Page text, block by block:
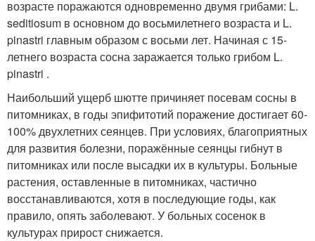
возрасте поражаются одновременно двумя грибами: L.
seditiosum в основном до восьмилетнего возраста и L.
pinastri главным образом с восьми лет. Начиная с 15-
летнего возраста сосна заражается только грибом L.
pinastri .
Наибольший ущерб шютте причиняет посевам сосны в
питомниках, в годы эпифитотий поражение достигает 60-
100% двухлетних сеянцев. При условиях, благоприятных
для развития болезни, поражённые сеянцы гибнут в
питомниках или после высадки их в культуры. Больные
растения, оставленные в питомниках, частично
восстанавливаются, хотя в последующие годы, как
правило, опять заболевают. У больных сосенок в
культурах прирост снижается.